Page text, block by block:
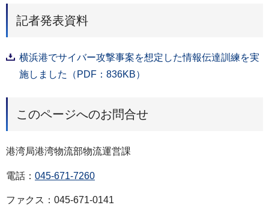
記者発表資料
横浜港でサイバー攻撃事案を想定した情報伝達訓練を実
施しました（PDF：836KB）
このページへのお問合せ
港湾局港湾物流部物流運営課
電話： 045-671-7260
ファクス：045-671-0141